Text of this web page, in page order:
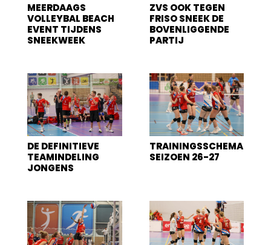
MEERDAAGS
VOLLEYBAL BEACH
EVENT TIJDENS
SNEEKWEEK
ZVS OOK TEGEN
FRISO SNEEK DE
BOVENLIGGENDE
PARTIJ
DE DEFINITIEVE
TEAMINDELING
JONGENS
TRAININGSSCHEMA
SEIZOEN 26-27